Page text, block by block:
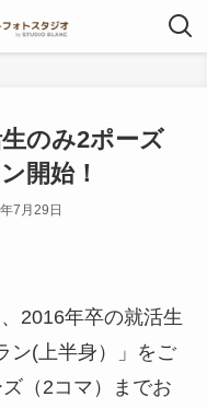
のみ2ポーズ
開始！
7月29日
2016年卒の就活生
ン(上半身）」をご
（2コマ）までお